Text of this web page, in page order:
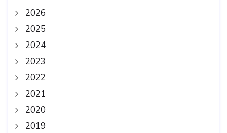
2026
2025
2024
2023
2022
2021
2020
2019